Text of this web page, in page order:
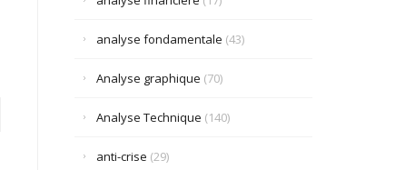
analyse fondamentale (43)
Analyse graphique (70)
Analyse Technique (140)
anti-crise (29)